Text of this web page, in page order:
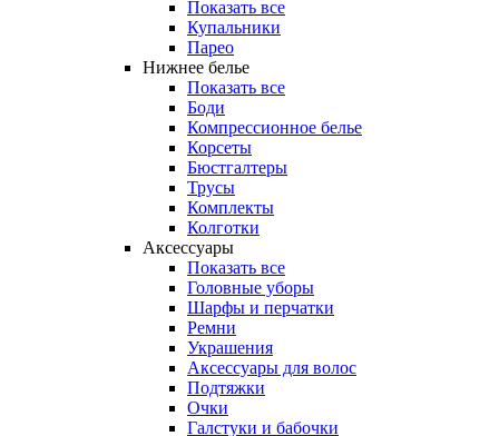
Показать все
Купальники
Парео
Нижнее белье
Показать все
Боди
Компрессионное белье
Корсеты
Бюстгалтеры
Трусы
Комплекты
Колготки
Аксессуары
Показать все
Головные уборы
Шарфы и перчатки
Ремни
Украшения
Аксессуары для волос
Подтяжки
Очки
Галстуки и бабочки